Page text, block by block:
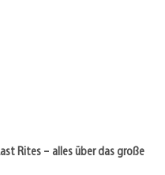
Rites – alles über das große